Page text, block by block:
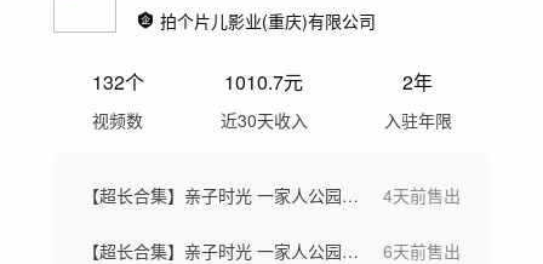
拍个片儿影业(重庆)有限公司
132个
视频数
1010.7元
近30天收入
2年
入驻年限
【超长合集】亲子时光 一家人公园游玩 4天前售出
【超长合集】亲子时光 一家人公园游玩 6天前售出